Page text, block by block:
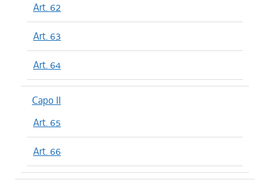
Art. 62
Art. 63
Art. 64
Capo II
Art. 65
Art. 66